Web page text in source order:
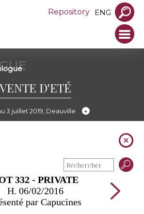
Repository ENG
VENTE D'ETÉ
3 juillet 2019, Deauville
332 - PRIVATE
H. 06/02/2016
par Capucines